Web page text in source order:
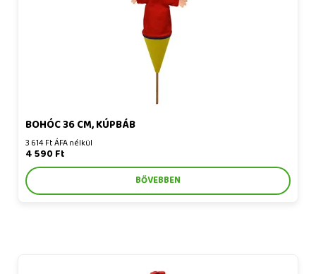
BOHÓC 36 CM, KÚPBÁB
3 614 Ft ÁFA nélkül
4 590 Ft
BŐVEBBEN